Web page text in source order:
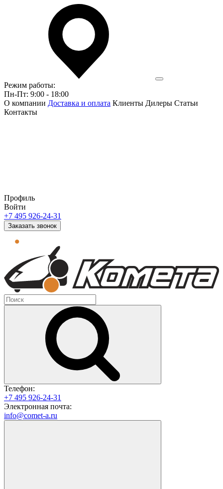
Режим работы:
Пн-Пт: 9:00 - 18:00
О компании Доставка и оплата Клиенты Дилеры Статьи
Контакты
Профиль
Войти
+7 495 926-24-31
Заказать звонок
Телефон:
+7 495 926-24-31
Электронная почта:
info@comet-a.ru